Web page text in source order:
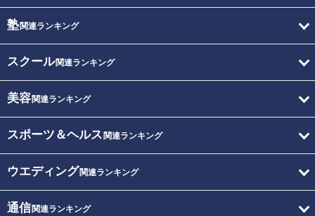
塾関連ランキング
スクール関連ランキング
美容関連ランキング
スポーツ＆ヘルス 関連ランキング
ウエディング関連ランキング
通信関連ランキング